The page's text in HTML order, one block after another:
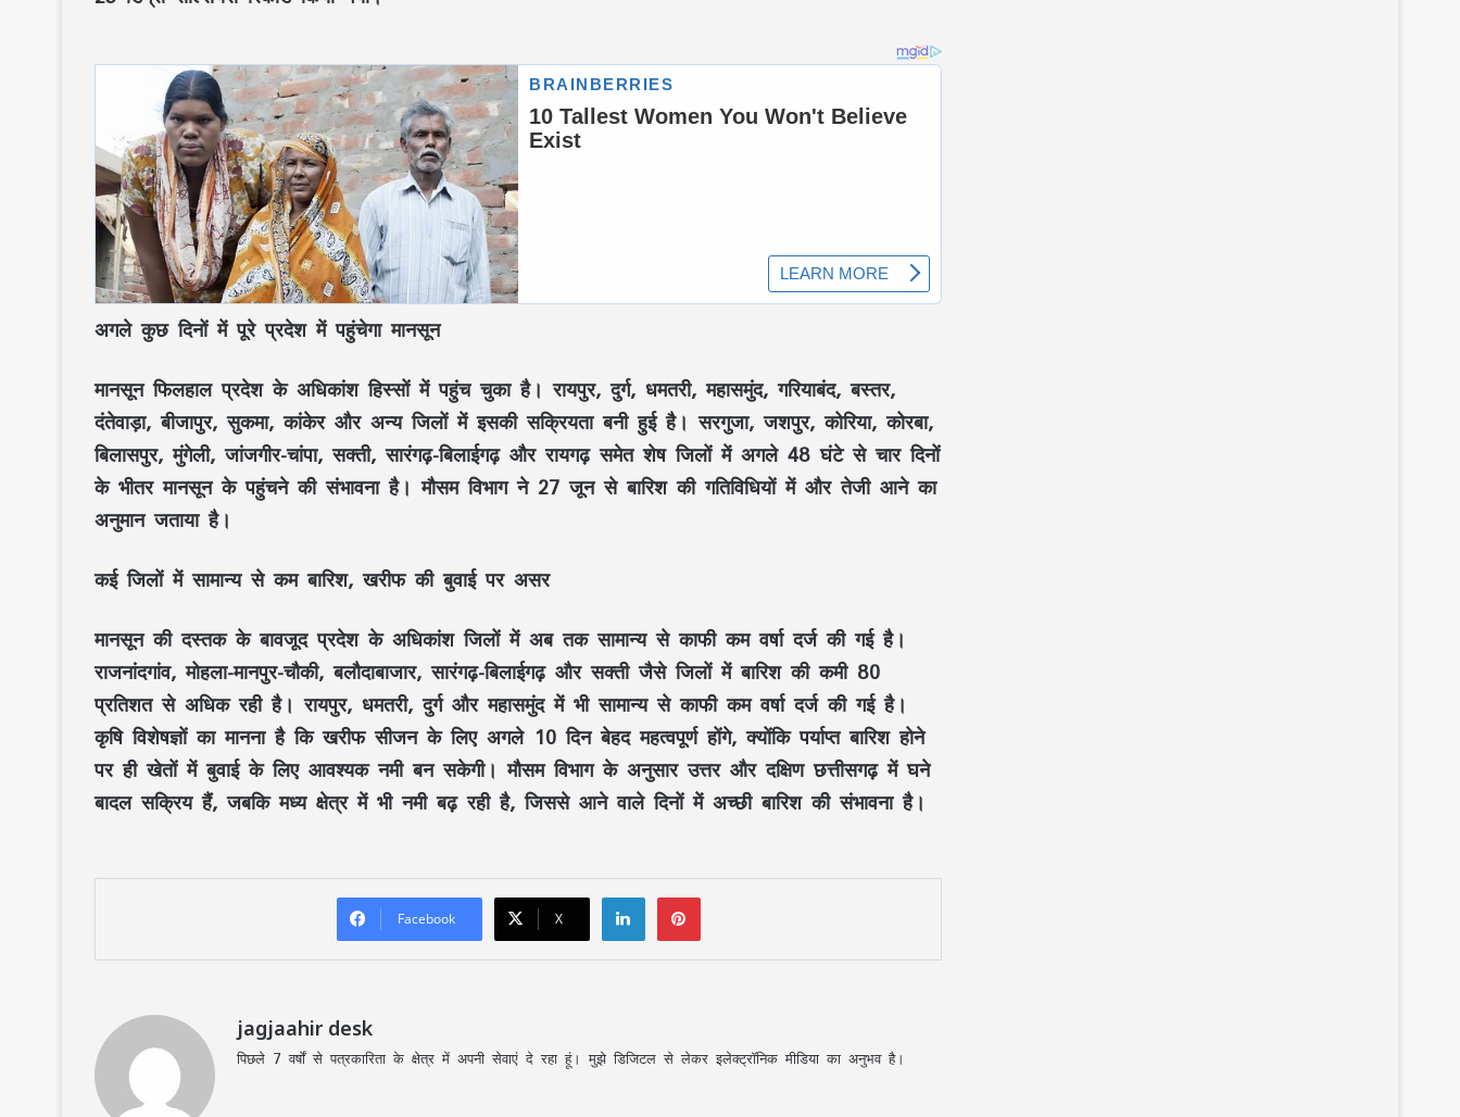
अगले कुछ दिनों में पूरे प्रदेश में पहुंचेगा मानसून
मानसून फिलहाल प्रदेश के अधिकांश हिस्सों में पहुंच चुका है। रायपुर, दुर्ग, धमतरी, महासमुंद, गरियाबंद, बस्तर,
दंतेवाड़ा, बीजापुर, सुकमा, कांकेर और अन्य जिलों में इसकी सक्रियता बनी हुई है। सरगुजा, जशपुर, कोरिया, कोरबा,
बिलासपुर, मुंगेली, जांजगीर-चांपा, सक्ती, सारंगढ़-बिलाईगढ़ और रायगढ़ समेत शेष जिलों में अगले 48 घंटे से चार दिनों
के भीतर मानसून के पहुंचने की संभावना है। मौसम विभाग ने 27 जून से बारिश की गतिविधियों में और तेजी आने का
अनुमान जताया है।
कई जिलों में सामान्य से कम बारिश, खरीफ की बुवाई पर असर
मानसून की दस्तक के बावजूद प्रदेश के अधिकांश जिलों में अब तक सामान्य से काफी कम वर्षा दर्ज की गई है।
राजनांदगांव, मोहला-मानपुर-चौकी, बलौदाबाजार, सारंगढ़-बिलाईगढ़ और सक्ती जैसे जिलों में बारिश की कमी 80
प्रतिशत से अधिक रही है। रायपुर, धमतरी, दुर्ग और महासमुंद में भी सामान्य से काफी कम वर्षा दर्ज की गई है।
कृषि विशेषज्ञों का मानना है कि खरीफ सीजन के लिए अगले 10 दिन बेहद महत्वपूर्ण होंगे, क्योंकि पर्याप्त बारिश होने
पर ही खेतों में बुवाई के लिए आवश्यक नमी बन सकेगी। मौसम विभाग के अनुसार उत्तर और दक्षिण छत्तीसगढ़ में घने
बादल सक्रिय हैं, जबकि मध्य क्षेत्र में भी नमी बढ़ रही है, जिससे आने वाले दिनों में अच्छी बारिश की संभावना है।
Facebook X
LinkedInPinterest
jagjaahir desk
पिछले 7 वर्षों से पत्रकारिता के क्षेत्र में अपनी सेवाएं दे रहा हूं। मुझे डिजिटल से लेकर इलेक्ट्रॉनिक मीडिया का अनुभव है।
CM साय का ‘लोकल टू ग्लोबल’ मिशन: ‘कोशल
फैब’ की लॉन्चिंग, बुनकरों को 10.90 करोड़ की
मदद; आत्मसमर्पित महिलाओं ने किया रैंप वॉक
पिता नहीं, मां फरार… सबसे छोटे बेटे आबान की
जिम्मेदारी आखिर किसने उठाई?
मक्का में ‘इस्लामिक NATO’ का ऐलान, सऊदी
के बाद तुर्की को मिलेगा पाकिस्तान का परमाणु
67.20 लाख महिलाओं के खातों में ट्रांसफर किए